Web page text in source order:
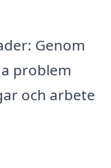
Genom
problem
och arbete